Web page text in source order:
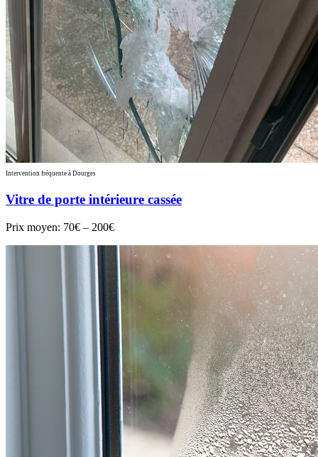
Intervention fréquente à Dourges
Vitre de porte intérieure cassée
Prix moyen: 70€ – 200€